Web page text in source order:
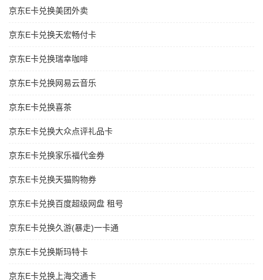
京东E卡兑换美团外卖
京东E卡兑换天宏畅付卡
京东E卡兑换瑞幸咖啡
京东E卡兑换网易云音乐
京东E卡兑换喜茶
京东E卡兑换大众点评礼品卡
京东E卡兑换家乐福代金券
京东E卡兑换天猫购物券
京东E卡兑换百度超级网盘 租号
京东E卡兑换久游(暴走)一卡通
京东E卡兑换斯玛特卡
京东E卡兑换上海交通卡